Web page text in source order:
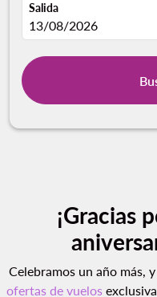
Salida
fc-booking-departure-
13/08/2026
¡Gracias
Celebramos un año más,
ofertas de vuelos